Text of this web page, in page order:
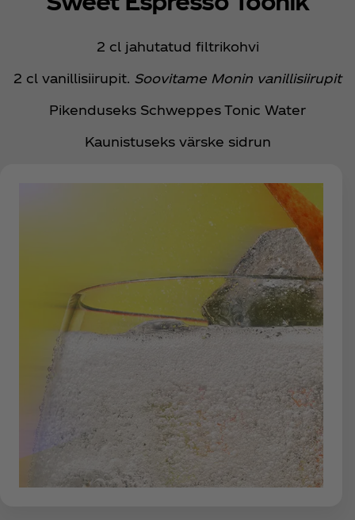
2 cl jahutatud filtrikohvi
2 cl vanillisiirupit. Soovitame Monin vanillisiirupit
Pikenduseks Schweppes Tonic Water
Kaunistuseks värske sidrun